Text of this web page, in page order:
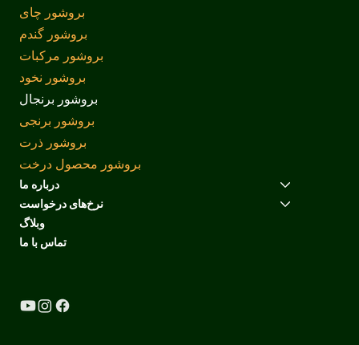
بروشور چای
بروشور گندم
بروشور مرکبات
بروشور نخود
بروشور برنجال
بروشور برنجی
بروشور ذرت
بروشور محصول درخت
درباره ما
نرخ‌های درخواست
وبلاگ
تماس با ما